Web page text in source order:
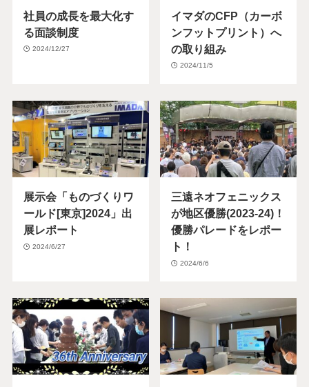
社員の成長を最大化す
る面談制度
2024/12/27
イマダのCFP（カーボ
ンフットプリント）へ
の取り組み
2024/11/5
展示会「ものづくりワ
ールド[東京]2024」出
展レポート
2024/6/27
三遠ネオフェニックス
が地区優勝(2023-24)！
優勝パレードをレポー
ト！
2024/6/6